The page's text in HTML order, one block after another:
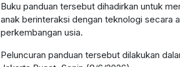
Buku panduan tersebut dihadirkan untuk
anak berinteraksi dengan teknologi secara
perkembangan usia.
Peluncuran panduan tersebut dilakukan